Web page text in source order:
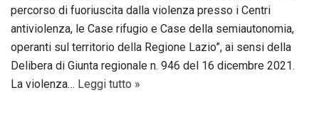
percorso di fuoriuscita dalla violenza presso i Centri
antiviolenza, le Case rifugio e Case della semiautonomia,
operanti sul territorio della Regione Lazio”, ai sensi della
Delibera di Giunta regionale n. 946 del 16 dicembre 2021.
La violenza… Leggi tutto »